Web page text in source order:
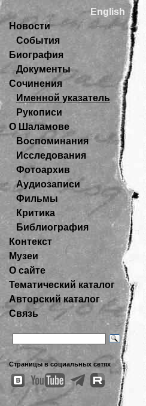
English
Новости
События
Биография
Документы
Сочинения
Именной указатель
Рукописи
О Шаламове
Воспоминания
Исследования
Фотоархив
Аудиозаписи
Фильмы
Критика
Библиография
Контекст
Музеи
О сайте
Тематический каталог
Авторский каталог
Связь
Страницы в социальных сетях